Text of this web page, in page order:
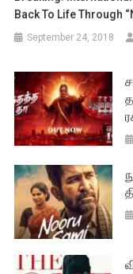
Back To Life Through
September 24, 2018